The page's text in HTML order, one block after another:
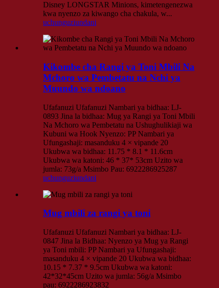
Disney LONGSTAR Minions, kimetengenezwa
kwa nyenzo za kiwango cha chakula, w...
uchunguziundani
Kikombe cha Rangi ya Toni Mbili Na
Mchoro wa Pembetatu na Nchi ya
Muundo wa ndoano
Ufafanuzi Ufafanuzi Nambari ya bidhaa: LJ-
0893 Jina la bidhaa: Mug ya Rangi ya Toni Mbili
Na Mchoro wa Pembetatu na Ushughulikiaji wa
Kubuni wa Hook Nyenzo: PP Nambari ya
Ufungashaji: masanduku 4 × vipande 20
Ukubwa wa bidhaa: 11.75 * 8.1 * 11.6cm
Ukubwa wa katoni: 46 * 37* 53cm Uzito wa
jumla: 73g/a Msimbo Pau: 6922286925287
uchunguziundani
Mug mbili za rangi ya toni
Ufafanuzi Ufafanuzi Nambari ya bidhaa: LJ-
0847 Jina la Bidhaa: Nyenzo ya Mug ya Rangi
ya Toni mbili: PP Nambari ya Ufungashaji:
masanduku 4 × vipande 20 Ukubwa wa bidhaa:
10.15 * 7.37 * 9.5cm Ukubwa wa katoni:
42*32*45cm Uzito wa jumla: 56g/a Msimbo
pau: 6922286923832